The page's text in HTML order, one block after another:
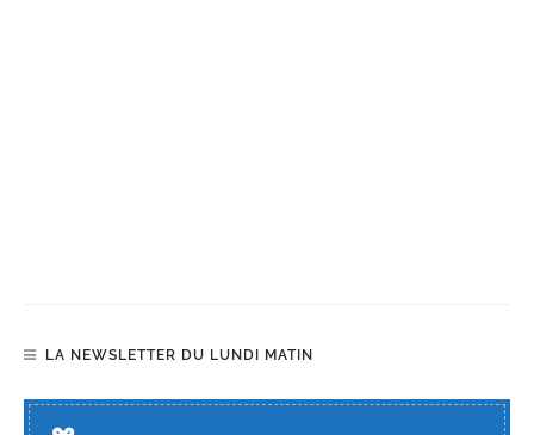
LA NEWSLETTER DU LUNDI MATIN